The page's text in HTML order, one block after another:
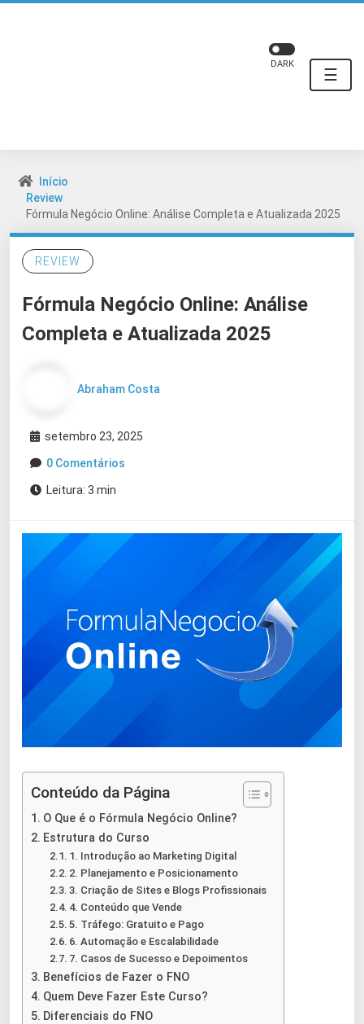
☰
DARK
Início
Review
Fórmula Negócio Online: Análise Completa e Atualizada 2025
REVIEW
Fórmula Negócio Online: Análise
Completa e Atualizada 2025
Abraham Costa
setembro 23, 2025
0 Comentários
Leitura: 3 min
Conteúdo da Página
O Que é o Fórmula Negócio Online?
Estrutura do Curso
1. Introdução ao Marketing Digital
2. Planejamento e Posicionamento
3. Criação de Sites e Blogs Profissionais
4. Conteúdo que Vende
5. Tráfego: Gratuito e Pago
6. Automação e Escalabilidade
7. Casos de Sucesso e Depoimentos
Benefícios de Fazer o FNO
Quem Deve Fazer Este Curso?
Diferenciais do FNO